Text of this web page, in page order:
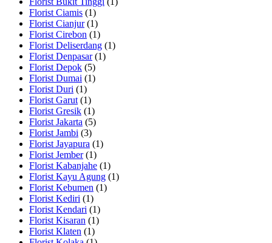
Florist Ciamis (1)
Florist Cianjur(1)
Florist Cirebon (1)
Florist Deliserdang (1)
Florist Denpasar(1)
Florist Depok (5)
Florist Dumai (1)
Florist Duri (1)
Florist Garut (1)
Florist Gresik (1)
Florist Jakarta (5)
Florist Jambi (3)
Florist Jayapura (1)
Florist Jember(1)
Florist Kabanjahe (1)
Florist Kayu Agung (1)
Florist Kebumen (1)
Florist Kediri (1)
Florist Kendari (1)
Florist Kisaran (1)
Florist Klaten (1)